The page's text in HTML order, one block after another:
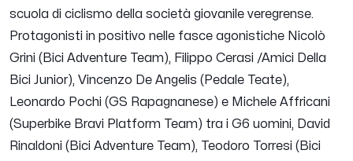
scuola di ciclismo della società giovanile veregrense.
Protagonisti in positivo nelle fasce agonistiche Nicolò
Grini (Bici Adventure Team), Filippo Cerasi /Amici Della
Bici Junior), Vincenzo De Angelis (Pedale Teate),
Leonardo Pochi (GS Rapagnanese) e Michele Affricani
(Superbike Bravi Platform Team) tra i G6 uomini, David
Rinaldoni (Bici Adventure Team), Teodoro Torresi (Bici